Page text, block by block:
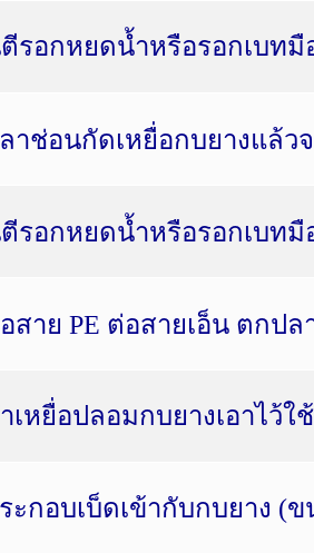
รอกหยดน้ำหรือรอกเบทมื
าช่อนกัดเหยื่อกบยางแล้ว
รอกหยดน้ำหรือรอกเบทมื
สาย PE ต่อสายเอ็น ตกป
เหยื่อปลอมกบยางเอาไว้ใ
ะกอบเบ็ดเข้ากับกบยาง (